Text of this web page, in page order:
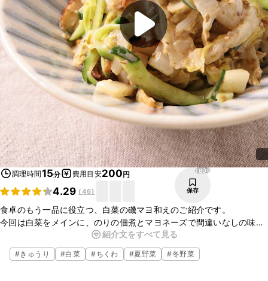
調理時間15分 費用目安200円
4.29 (46)
1806
保存
食卓のもう一品に役立つ、白菜の磯マヨ和えのご紹介です。
今回は白菜をメインに、のりの佃煮とマヨネーズで間違いなしの味付
けの和え物に仕上げました。
甘辛いのでお子様にはもちろんのこと、お酒のあてにもピッタリで
す。
紹介文をすべて見る
#きゅうり #白菜 #ちくわ #夏野菜 #冬野菜